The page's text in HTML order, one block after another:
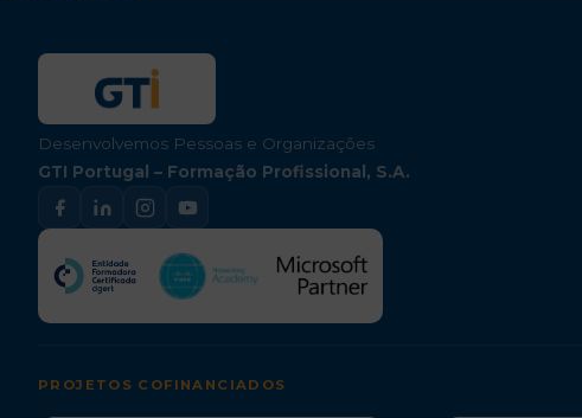
Desenvolvemos Pessoas e Organizações
GTI Portugal – Formação Profissional, S.A.
PROJETOS COFINANCIADOS